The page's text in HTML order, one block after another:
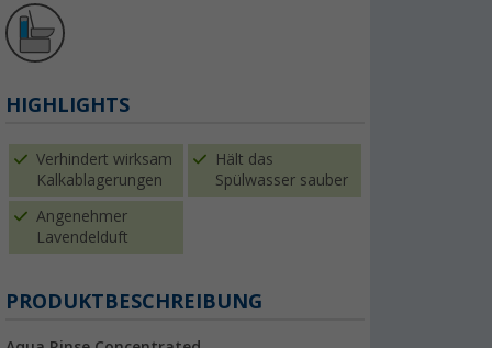
HIGHLIGHTS
Verhindert wirksam
Kalkablagerungen
Hält das
Spülwasser sauber
Angenehmer
Lavendelduft
PRODUKTBESCHREIBUNG